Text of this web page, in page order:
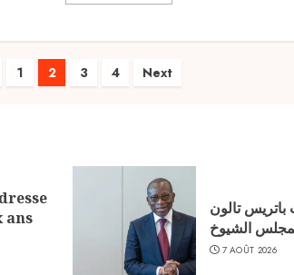
1 2 3 4 Next
ans
باتريس تالون
الشيوخ
7 AOÛT 2026